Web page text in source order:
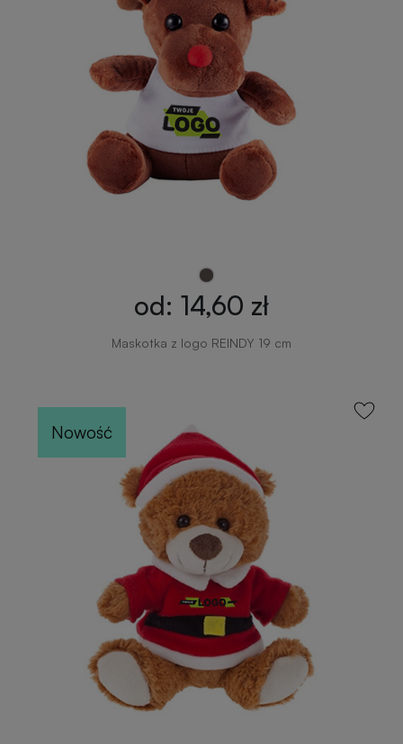
od: 14,60 zł
Maskotka z logo REINDY 19 cm
Nowość